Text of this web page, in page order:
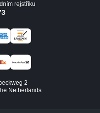
rejstříku
2
Netherlands